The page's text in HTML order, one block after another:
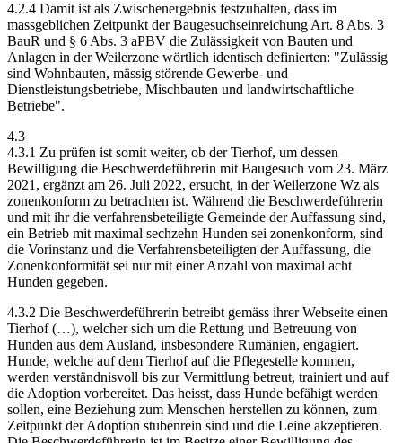
4.2.4 Damit ist als Zwischenergebnis festzuhalten, dass im
massgeblichen Zeitpunkt der Baugesuchseinreichung Art. 8 Abs. 3
BauR und § 6 Abs. 3 aPBV die Zulässigkeit von Bauten und
Anlagen in der Weilerzone wörtlich identisch definierten: "Zulässig
sind Wohnbauten, mässig störende Gewerbe- und
Dienstleistungsbetriebe, Mischbauten und landwirtschaftliche
Betriebe".
4.3
4.3.1 Zu prüfen ist somit weiter, ob der Tierhof, um dessen
Bewilligung die Beschwerdeführerin mit Baugesuch vom 23. März
2021, ergänzt am 26. Juli 2022, ersucht, in der Weilerzone Wz als
zonenkonform zu betrachten ist. Während die Beschwerdeführerin
und mit ihr die verfahrensbeteiligte Gemeinde der Auffassung sind,
ein Betrieb mit maximal sechzehn Hunden sei zonenkonform, sind
die Vorinstanz und die Verfahrensbeteiligten der Auffassung, die
Zonenkonformität sei nur mit einer Anzahl von maximal acht
Hunden gegeben.
4.3.2 Die Beschwerdeführerin betreibt gemäss ihrer Webseite einen
Tierhof (…), welcher sich um die Rettung und Betreuung von
Hunden aus dem Ausland, insbesondere Rumänien, engagiert.
Hunde, welche auf dem Tierhof auf die Pflegestelle kommen,
werden verständnisvoll bis zur Vermittlung betreut, trainiert und auf
die Adoption vorbereitet. Das heisst, dass Hunde befähigt werden
sollen, eine Beziehung zum Menschen herstellen zu können, zum
Zeitpunkt der Adoption stubenrein sind und die Leine akzeptieren.